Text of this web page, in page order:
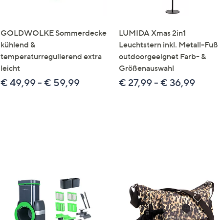
GOLDWOLKE Sommerdecke
kühlend &
temperaturregulierend extra
leicht
€ 49,99 - € 59,99
LUMIDA Xmas 2in1
Leuchtstern inkl. Metall-Fuß
outdoorgeeignet Farb- &
Größenauswahl
€ 27,99 - € 36,99